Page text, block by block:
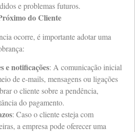
e problemas futuros.
do Cliente
ocorre, é importante adotar uma
e notificações: A comunicação inicial
de e-mails, mensagens ou ligações
o cliente sobre a pendência,
do pagamento.
: Caso o cliente esteja com
a empresa pode oferecer uma